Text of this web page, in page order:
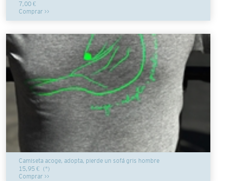
7,00 €
Comprar >>
Camiseta acoge, adopta, pierde un sofá gris hombre
15,95 €(*)
Comprar >>